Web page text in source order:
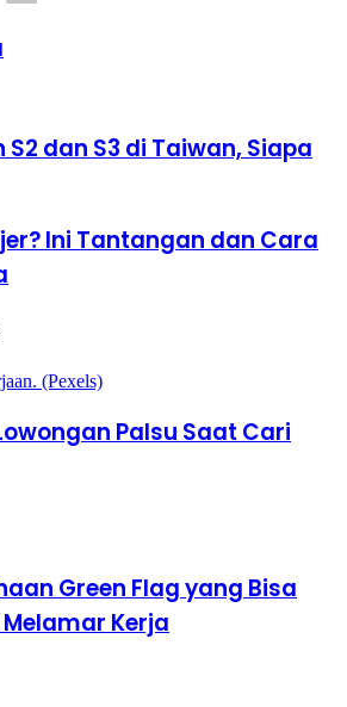
S2 dan S3 di Taiwan, Siapa
Ini Tantangan dan Cara
Palsu Saat Cari
Green Flag yang Bisa
Kerja